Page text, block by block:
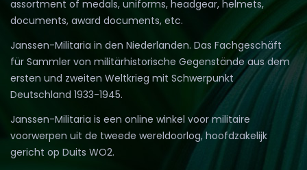
assortment of medals, uniforms, headgear, helmets,
documents, award documents, etc.
Janssen-Militaria in den Niederlanden. Das Fachgeschäft
für Sammler von militärhistorische Gegenstände aus dem
ersten und zweiten Weltkrieg mit Schwerpunkt
Deutschland 1933-1945.
Janssen-Militaria is een online winkel voor militaire
voorwerpen uit de tweede wereldoorlog, hoofdzakelijk
gericht op Duits WO2.